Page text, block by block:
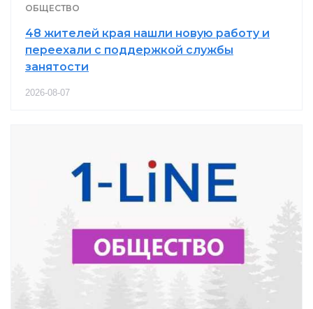
ОБЩЕСТВО
48 жителей края нашли новую работу и
переехали с поддержкой службы
занятости
2026-08-07